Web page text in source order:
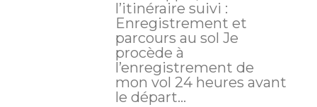
l’itinéraire suivi :
Enregistrement et
parcours au sol Je
procède à
l’enregistrement de
mon vol 24 heures avant
le départ...